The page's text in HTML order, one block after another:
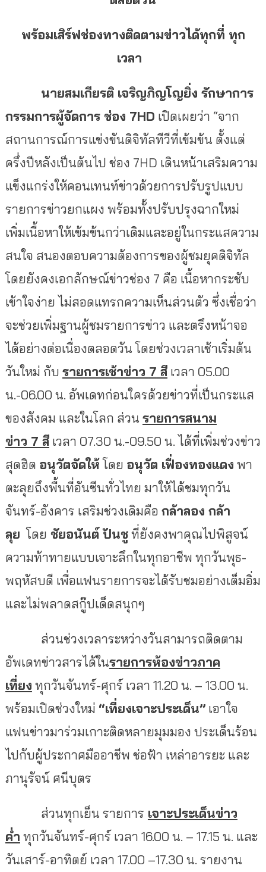
พร้อมเสิร์ฟช่องทางติดตามข่าวได้ทุกที่ ทุก
เวลา
นายสมเกียรติ เจริญภิญโญยิ่ง รักษาการ
กรรมการผู้จัดการ ช่อง 7HD เปิดเผยว่า “จาก
สถานการณ์การแข่งขันดิจิทัลทีวีที่เข้มข้น ตั้งแต่
ครึ่งปีหลังเป็นต้นไป ช่อง 7HD เดินหน้าเสริมความ
แข็งแกร่งให้คอนเทนท์ข่าวด้วยการปรับรูปแบบ
รายการข่าวยกแผง พร้อมทั้งปรับปรุงฉากใหม่
เพิ่มเนื้อหาให้เข้มข้นกว่าเดิมและอยู่ในกระแสความ
สนใจ สนองตอบความต้องการของผู้ชมยุคดิจิทัล
โดยยังคงเอกลักษณ์ข่าวช่อง 7 คือ เนื้อหากระชับ
เข้าใจง่าย ไม่สอดแทรกความเห็นส่วนตัว ซึ่งเชื่อว่า
จะช่วยเพิ่มฐานผู้ชมรายการข่าว และตรึงหน้าจอ
ได้อย่างต่อเนื่องตลอดวัน โดยช่วงเวลาเช้าเริ่มต้น
วันใหม่ กับ รายการเช้าข่าว 7 สีเวลา 05.00
น.-06.00 น. อัพเดทก่อนใครด้วยข่าวที่เป็นกระแส
ของสังคม และในโลก ส่วน รายการสนาม
ข่าว 7 สีเวลา 07.30 น.-09.50 น. ได้ที่เพิ่มช่วงข่าว
สุดฮิต อนุวัตจัดให้โดย อนุวัต เฟื่องทองแดง พา
ตะลุยถึงพื้นที่อันซีนทั่วไทย มาให้ได้ชมทุกวัน
จันทร์-อังคาร เสริมช่วงเดิมคือ กล้าลอง กล้า
ลุย โดย ชัยอนันต์ ปันชูที่ยังคงพาคุณไปพิสูจน์
ความท้าทายแบบเจาะลึกในทุกอาชีพ ทุกวันพุธ-
พฤหัสบดี เพื่อแฟนรายการจะได้รับชมอย่างเต็มอิ่ม
และไม่พลาดสกู๊ปเด็ดสนุกๆ
ส่วนช่วงเวลาระหว่างวันสามารถติดตาม
อัพเดทข่าวสารได้ในรายการห้องข่าวภาค
เที่ยง ทุกวันจันทร์-ศุกร์ เวลา 11.20 น. – 13.00 น.
พร้อมเปิดช่วงใหม่ “เที่ยงเจาะประเด็น”เอาใจ
แฟนข่าวมาร่วมเกาะติดหลายมุมมอง ประเด็นร้อน
ไปกับผู้ประกาศมืออาชีพ ช่อฟ้า เหล่าอารยะ และ
ภานุรัจน์ ศนีบุตร
ส่วนทุกเย็น รายการ เจาะประเด็นข่าว
ค่ำ ทุกวันจันทร์-ศุกร์ เวลา 16.00 น. – 17.15 น. และ
วันเสาร์-อาทิตย์ เวลา 17.00 –17.30 น. รายงาน